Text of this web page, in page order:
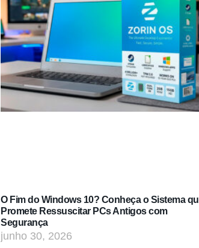
O Fim do Windows 10? Conheça o Sistema
Promete Ressuscitar PCs Antigos com
Segurança
junho 30, 2026